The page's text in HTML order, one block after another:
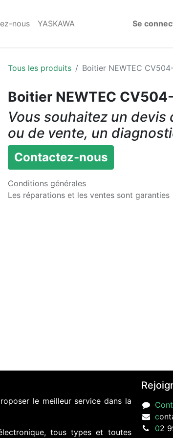
nous YASKAWA Se
Tous les produits Boitier NEWTEC
Boitier NEWTEC
Vous souhaitez un devis
ou de vente, un
Contactez-nous
Conditions générales
Les réparations et les ventes sont garanties
le meilleur service dans la
tous types et toutes
c
02